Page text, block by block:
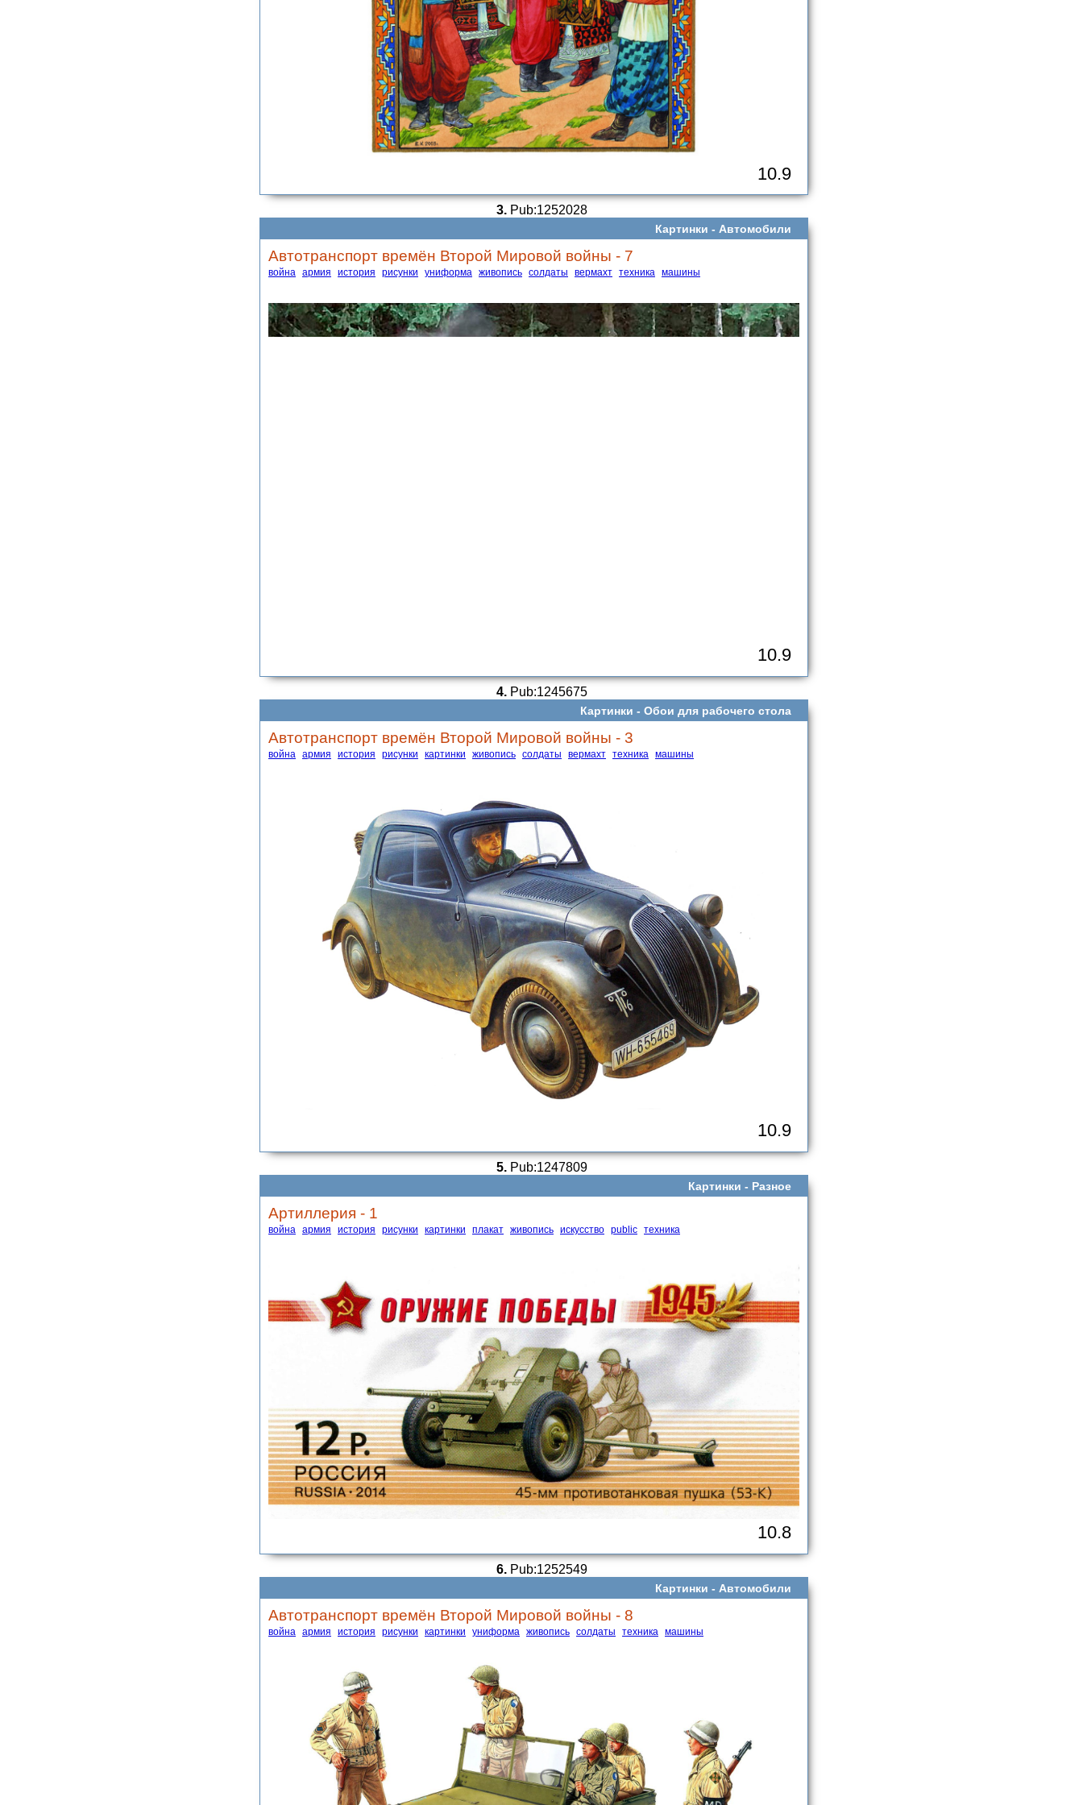
10.9
3.Pub:1252028
Картинки - Автомобили
Автотранспорт времён Второй Мировой войны - 7
война армия история рисунки униформа живопись солдаты вермахт техника машины
10.9
4.Pub:1245675
Картинки - Обои для рабочего стола
Автотранспорт времён Второй Мировой войны - 3
война армия история рисунки картинки живопись солдаты вермахт техника машины
10.9
5.Pub:1247809
Картинки - Разное
Артиллерия - 1
война армия история рисунки картинки плакат живопись искусство public техника
10.8
6.Pub:1252549
Картинки - Автомобили
Автотранспорт времён Второй Мировой войны - 8
война армия история рисунки картинки униформа живопись солдаты техника машины